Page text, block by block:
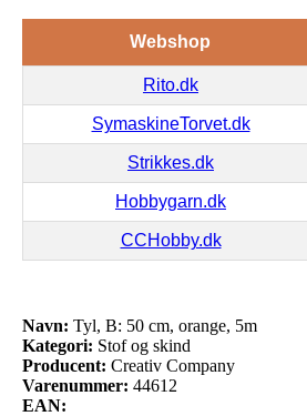
Webshop
Rito.dk
SymaskineTorvet.dk
Strikkes.dk
Hobbygarn.dk
CCHobby.dk
Navn: Tyl, B: 50 cm, orange, 5m
Kategori: Stof og skind
Producent: Creativ Company
Varenummer: 44612
EAN: